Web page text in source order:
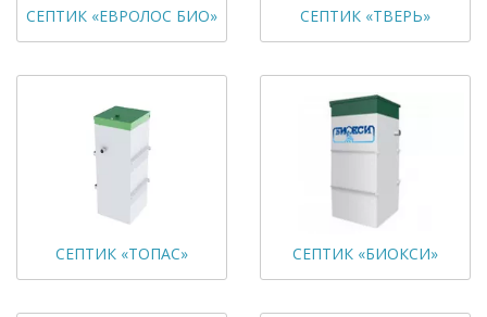
СЕПТИК «ЕВРОЛОС БИО» СЕПТИК «ТВЕРЬ»
СЕПТИК «ТОПАС» СЕПТИК «БИОКСИ»